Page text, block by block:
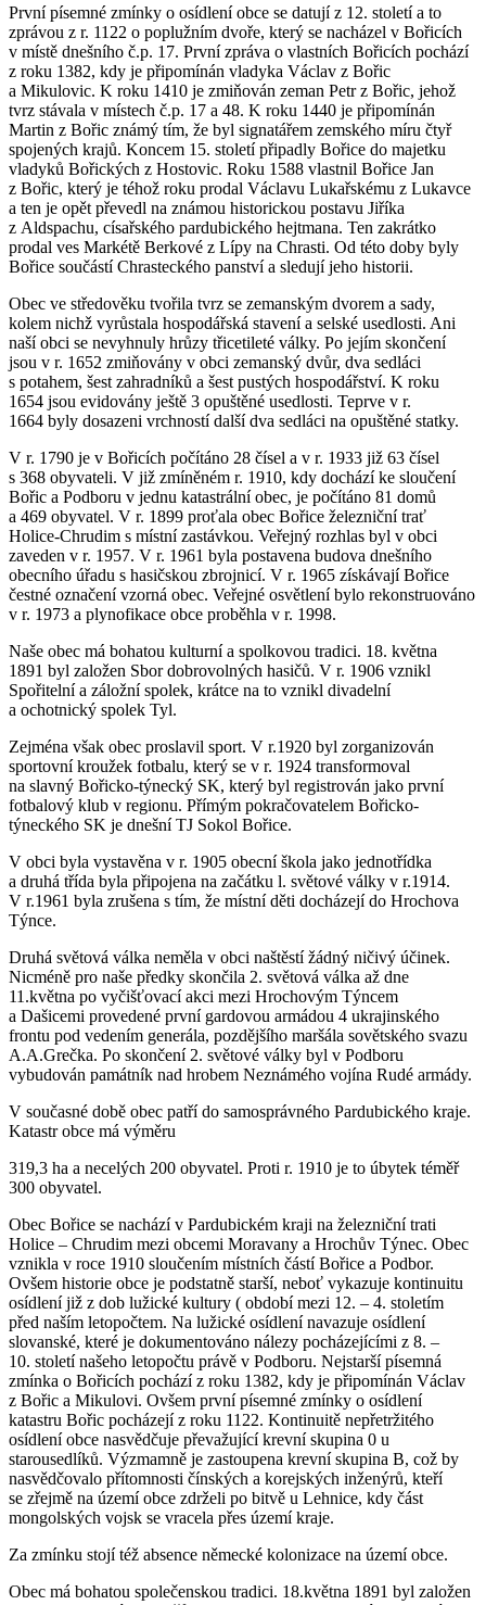
První písemné zmínky o osídlení obce se datují z 12. století a to
zprávou z r. 1122 o poplužním dvoře, který se nacházel v Bořicích
v místě dnešního č.p. 17. První zpráva o vlastních Bořicích pochází
z roku 1382, kdy je připomínán vladyka Václav z Bořic
a Mikulovic. K roku 1410 je zmiňován zeman Petr z Bořic, jehož
tvrz stávala v místech č.p. 17 a 48. K roku 1440 je připomínán
Martin z Bořic známý tím, že byl signatářem zemského míru čtyř
spojených krajů. Koncem 15. století připadly Bořice do majetku
vladyků Bořických z Hostovic. Roku 1588 vlastnil Bořice Jan
z Bořic, který je téhož roku prodal Václavu Lukařskému z Lukavce
a ten je opět převedl na známou historickou postavu Jiříka
z Aldspachu, císařského pardubického hejtmana. Ten zakrátko
prodal ves Markétě Berkové z Lípy na Chrasti. Od této doby byly
Bořice součástí Chrasteckého panství a sledují jeho historii.
Obec ve středověku tvořila tvrz se zemanským dvorem a sady,
kolem nichž vyrůstala hospodářská stavení a selské usedlosti. Ani
naší obci se nevyhnuly hrůzy třicetileté války. Po jejím skončení
jsou v r. 1652 zmiňovány v obci zemanský dvůr, dva sedláci
s potahem, šest zahradníků a šest pustých hospodářství. K roku
1654 jsou evidovány ještě 3 opuštěné usedlosti. Teprve v r.
1664 byly dosazeni vrchností další dva sedláci na opuštěné statky.
V r. 1790 je v Bořicích počítáno 28 čísel a v r. 1933 již 63 čísel
s 368 obyvateli. V již zmíněném r. 1910, kdy dochází ke sloučení
Bořic a Podboru v jednu katastrální obec, je počítáno 81 domů
a 469 obyvatel. V r. 1899 proťala obec Bořice železniční trať
Holice-Chrudim s místní zastávkou. Veřejný rozhlas byl v obci
zaveden v r. 1957. V r. 1961 byla postavena budova dnešního
obecního úřadu s hasičskou zbrojnicí. V r. 1965 získávají Bořice
čestné označení vzorná obec. Veřejné osvětlení bylo rekonstruováno
v r. 1973 a plynofikace obce proběhla v r. 1998.
Naše obec má bohatou kulturní a spolkovou tradici. 18. května
1891 byl založen Sbor dobrovolných hasičů. V r. 1906 vznikl
Spořitelní a záložní spolek, krátce na to vznikl divadelní
a ochotnický spolek Tyl.
Zejména však obec proslavil sport. V r.1920 byl zorganizován
sportovní kroužek fotbalu, který se v r. 1924 transformoval
na slavný Bořicko-týnecký SK, který byl registrován jako první
fotbalový klub v regionu. Přímým pokračovatelem Bořicko-
týneckého SK je dnešní TJ Sokol Bořice.
V obci byla vystavěna v r. 1905 obecní škola jako jednotřídka
a druhá třída byla připojena na začátku l. světové války v r.1914.
V r.1961 byla zrušena s tím, že místní děti docházejí do Hrochova
Týnce.
Druhá světová válka neměla v obci naštěstí žádný ničivý účinek.
Nicméně pro naše předky skončila 2. světová válka až dne
11.května po vyčišťovací akci mezi Hrochovým Týncem
a Dašicemi provedené první gardovou armádou 4 ukrajinského
frontu pod vedením generála, pozdějšího maršála sovětského svazu
A.A.Grečka. Po skončení 2. světové války byl v Podboru
vybudován památník nad hrobem Neznámého vojína Rudé armády.
V současné době obec patří do samosprávného Pardubického kraje.
Katastr obce má výměru
319,3 ha a necelých 200 obyvatel. Proti r. 1910 je to úbytek téměř
300 obyvatel.
Obec Bořice se nachází v Pardubickém kraji na železniční trati
Holice – Chrudim mezi obcemi Moravany a Hrochův Týnec. Obec
vznikla v roce 1910 sloučením místních částí Bořice a Podbor.
Ovšem historie obce je podstatně starší, neboť vykazuje kontinuitu
osídlení již z dob lužické kultury ( období mezi 12. – 4. stoletím
před naším letopočtem. Na lužické osídlení navazuje osídlení
slovanské, které je dokumentováno nálezy pocházejícími z 8. –
10. století našeho letopočtu právě v Podboru. Nejstarší písemná
zmínka o Bořicích pochází z roku 1382, kdy je připomínán Václav
z Bořic a Mikulovi. Ovšem první písemné zmínky o osídlení
katastru Bořic pocházejí z roku 1122. Kontinuitě nepřetržitého
osídlení obce nasvědčuje převažující krevní skupina 0 u
starousedlíků. Výzmamně je zastoupena krevní skupina B, což by
nasvědčovalo přítomnosti čínských a korejských inženýrů, kteří
se zřejmě na území obce zdrželi po bitvě u Lehnice, kdy část
mongolských vojsk se vracela přes území kraje.
Za zmínku stojí též absence německé kolonizace na území obce.
Obec má bohatou společenskou tradici. 18.května 1891 byl založen